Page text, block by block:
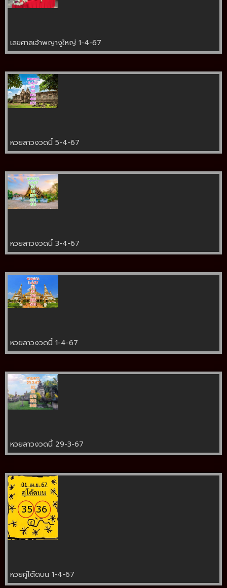
เลขศาลเจ้าพญางูใหญ่ 1-4-67
หวยลาวงวดนี้ 5-4-67
หวยลาวงวดนี้ 3-4-67
หวยลาวงวดนี้ 1-4-67
หวยลาวงวดนี้ 29-3-67
หวยคู่โต๊ดบน 1-4-67